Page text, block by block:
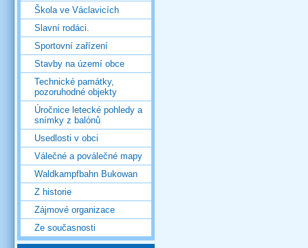
Škola ve Václavicích
Slavní rodáci.
Sportovní zařízení
Stavby na území obce
Technické památky,
pozoruhodné objekty
Úročnice letecké pohledy a
snímky z balónů
Usedlosti v obci
Válečné a poválečné mapy
Waldkampfbahn Bukowan
Z historie
Zájmové organizace
Ze současnosti